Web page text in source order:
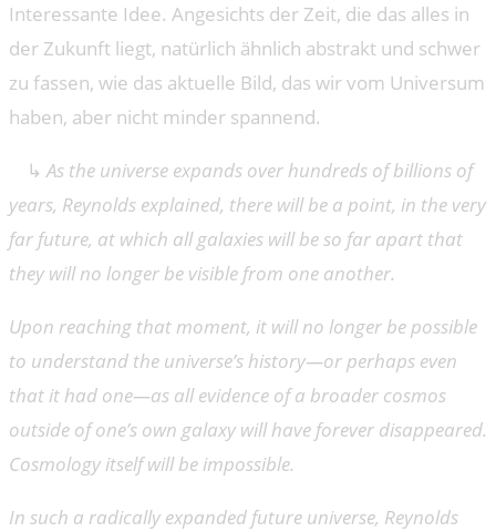
Interessante Idee. Angesichts der Zeit, die das alles in
der Zukunft liegt, natürlich ähnlich abstrakt und schwer
zu fassen, wie das aktuelle Bild, das wir vom Universum
haben, aber nicht minder spannend.
↳As the universe expands over hundreds of billions of
years, Reynolds explained, there will be a point, in the very
far future, at which all galaxies will be so far apart that
they will no longer be visible from one another.
Upon reaching that moment, it will no longer be possible
to understand the universe’s history—or perhaps even
that it had one—as all evidence of a broader cosmos
outside of one’s own galaxy will have forever disappeared.
Cosmology itself will be impossible.
In such a radically expanded future universe, Reynolds